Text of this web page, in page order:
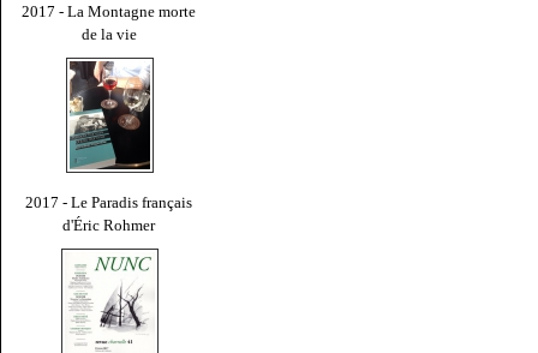
2017 - La Montagne morte
de la vie
2017 - Le Paradis français
d'Éric Rohmer